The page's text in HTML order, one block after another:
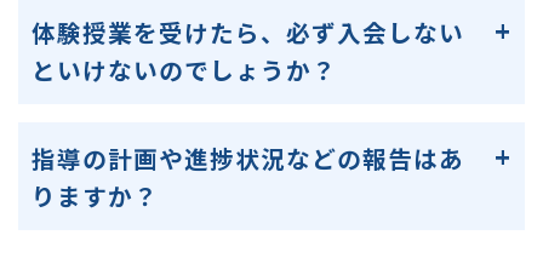
体験授業を受けたら、必ず入会しない
といけないのでしょうか？
指導の計画や進捗状況などの報告はあ
りますか？